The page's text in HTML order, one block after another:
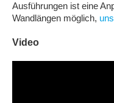
Ausführungen ist eine
Wandlängen möglich,
Video